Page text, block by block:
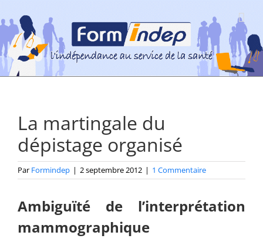
au
contenu
La martingale du
dépistage organisé
Par Formindep | 2 septembre 2012 | 1 Commentaire
Ambiguïté de l’interprétation
mammographique